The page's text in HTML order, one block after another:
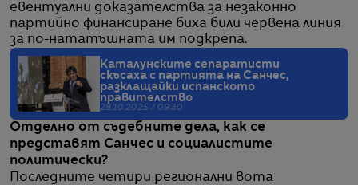
евентуални доказателства за незаконно
партийно финансиране биха били червена линия
за по-нататъшната им подкрепа.
Каталунските сепаратисти
скъсаха с партията на Санчес,
разклащайки испанското
правителство
28.10.2025 / 09:30
Отделно от съдебните дела, как се
представят Санчес и социалистите
политически?
Последните четири регионални вота